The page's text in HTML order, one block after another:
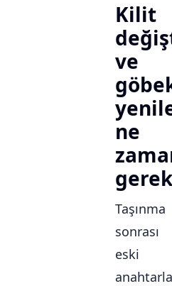
Kilit
ve
ne
Taşınma
sonrası
eski